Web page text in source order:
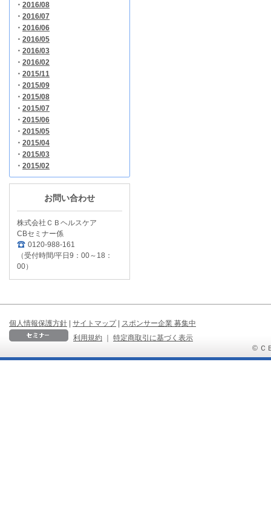
・ 2016/08
・ 2016/07
・ 2016/06
・ 2016/05
・ 2016/03
・ 2016/02
・ 2015/11
・ 2015/09
・ 2015/08
・ 2015/07
・ 2015/06
・ 2015/05
・ 2015/04
・ 2015/03
・ 2015/02
お問い合わせ
株式会社ＣＢヘルスケア
CBセミナー係
0120-988-161
（受付時間/平日9：00～18：
00）
個人情報保護方針 | サイトマップ | スポンサー企業 募集中
利用規約
｜
特定商取引に基づく表示
© Ｃ